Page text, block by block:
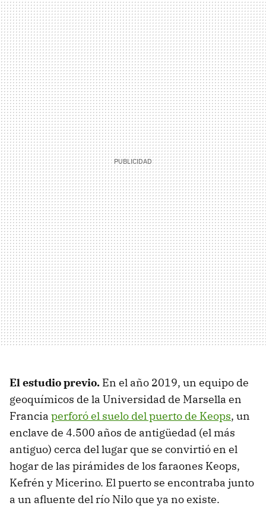
El estudio previo. En el año 2019, un equipo de
geoquímicos de la Universidad de Marsella en
Francia perforó el suelo del puerto de Keops, un
enclave de 4.500 años de antigüedad (el más
antiguo) cerca del lugar que se convirtió en el
hogar de las pirámides de los faraones Keops,
Kefrén y Micerino. El puerto se encontraba junto
a un afluente del río Nilo que ya no existe.